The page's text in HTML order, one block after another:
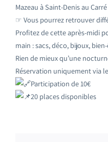
Mazeau à Saint-Denis au
☞ Vous pourrez retrouver
Profitez de cette après-midi
main : sacs, déco, bijoux,
Rien de mieux qu’une
Réservation uniquement via
Participation de 10€
20 places disponibles